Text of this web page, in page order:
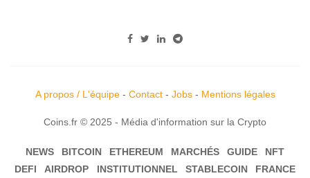
A propos / L'équipe- Contact- Jobs- Mentions légales
Coins.fr © 2025 - Média d'information sur la Crypto
NEWS BITCOIN ETHEREUM MARCHÉS GUIDE
NFT
DEFI
AIRDROP INSTITUTIONNEL STABLECOIN FRANCE